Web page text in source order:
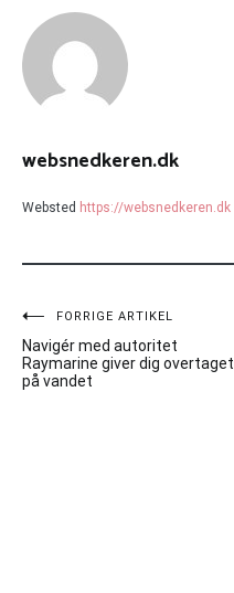
websnedkeren.dk
Websted https://websnedkeren.dk
Indlægsnavigation
FORRIGE ARTIKEL
Navigér med autoritet
Raymarine giver dig overtaget
på vandet